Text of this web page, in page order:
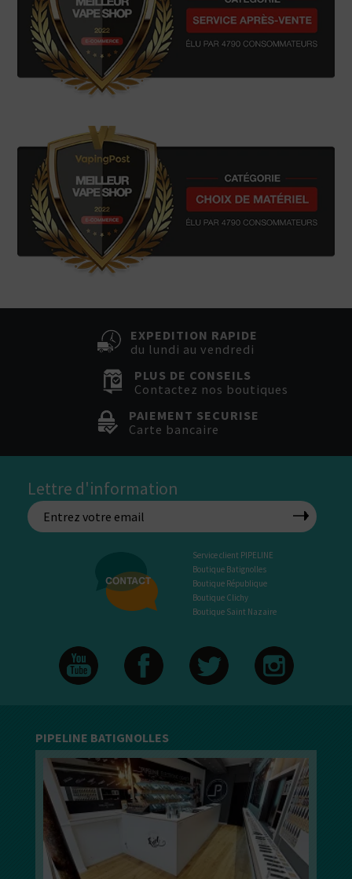
EXPEDITION RAPIDE
du lundi au vendredi
PLUS DE CONSEILS
Contactez nos boutiques
PAIEMENT SECURISE
Carte bancaire
Lettre d'information
Service client PIPELINE
Boutique Batignolles
Boutique République
Boutique Clichy
Boutique Saint Nazaire
PIPELINE BATIGNOLLES